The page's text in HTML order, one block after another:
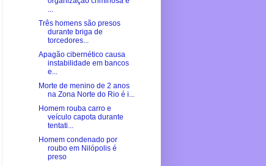
...
Três homens são presos
durante briga de
torcedores...
Apagão cibernético causa
instabilidade em bancos
e...
Morte de menino de 2 anos
na Zona Norte do Rio é i...
Homem rouba carro e
veículo capota durante
tentati...
Homem condenado por
roubo em Nilópolis é
preso